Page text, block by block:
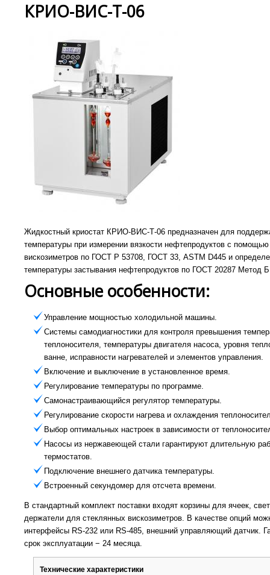
КРИО-ВИС-Т-06
Жидкостный криостат КРИО-ВИС-Т-06 предназначен для
температуры при измерении вязкости нефтепродуктов с помощью
вискозиметров по ГОСТ Р 53708, ГОСТ 33, ASTM D445 и
температуры застывания нефтепродуктов по ГОСТ 20287 Метод
Основные особенности:
Управление мощностью холодильной машины.
Системы самодиагностики для контроля превышения
теплоносителя, температуры двигателя насоса, уровня
ванне, исправности нагревателей и элементов управления.
Включение и выключение в установленное время.
Регулирование температуры по программе.
Самонастраивающийся регулятор температуры.
Регулирование скорости нагрева и охлаждения
Выбор оптимальных настроек в зависимости от
Насосы из нержавеющей стали гарантируют длительную
термостатов.
Подключение внешнего датчика температуры.
Встроенный секундомер для отсчета времени.
В стандартный комплект поставки входят корзины для ячеек,
держатели для стеклянных вискозиметров. В качестве опций
интерфейсы RS-232 или RS-485, внешний управляющий датчик.
срок эксплуатации − 24 месяца.
Технические характеристики